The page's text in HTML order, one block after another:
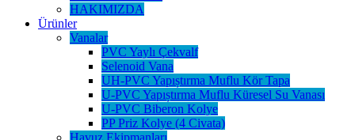
HAKIMIZDA
Ürünler
Vanalar
PVC Yaylı Çekvalf
Selenoid Vana
UH-PVC Yapıștırma Muflu Kör Tapa
U-PVC Yapıștırma Muflu Küresel Su Vanası
U-PVC Biberon Kolye
PP Priz Kolye (4 Civata)
Havuz Ekipmanları